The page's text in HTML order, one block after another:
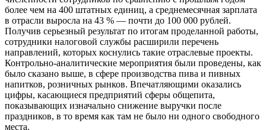
более чем на 400 штатных единиц, а среднемесячная зарплата
в отрасли выросла на 43 % — почти до 100 000 рублей.
Получив серьезный результат по итогам проделанной работы,
сотрудники налоговой службы расширили перечень
направлений, которых коснулись такие отраслевые проекты.
Контрольно-аналитические мероприятия были проведены, как
было сказано выше, в сфере производства пива и пивных
напитков, розничных рынков. Впечатляющими оказались
цифры, касающиеся предприятий сферы общепита,
показывающих изначально снижение выручки после
праздников, в то время как там не было ни одного свободного
места.